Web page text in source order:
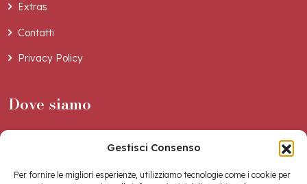
Gestisci Consenso
Per fornire le migliori esperienze, utilizziamo tecnologie come i cookie per
Extras
Contatti
Privacy Policy
Dove siamo